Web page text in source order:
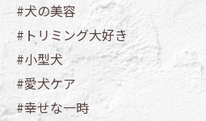
#犬の美容
#トリミング大好き
#小型犬
#愛犬ケア
#幸せな一時